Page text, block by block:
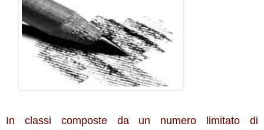
In classi composte da un numero limitato di